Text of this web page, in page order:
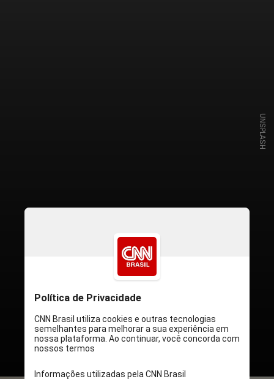
O levantamento foi realizado
pelo Grupo Bradesco Seguros
em parceria com o Instituto de
Pesquisa Locomotiva
UNSPLASH